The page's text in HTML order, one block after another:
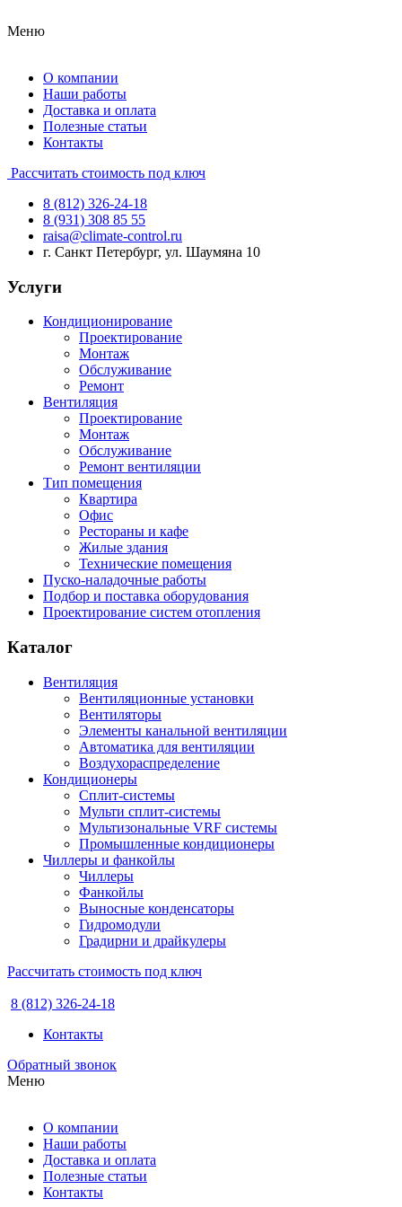
Меню
О компании
Наши работы
Доставка и оплата
Полезные статьи
Контакты
Рассчитать стоимость под ключ
8 (812) 326-24-18
8 (931) 308 85 55
raisa@climate-control.ru
г. Санкт Петербург, ул. Шаумяна 10
Услуги
Кондиционирование
Проектирование
Монтаж
Обслуживание
Ремонт
Вентиляция
Проектирование
Монтаж
Обслуживание
Ремонт вентиляции
Тип помещения
Квартира
Офис
Рестораны и кафе
Жилые здания
Технические помещения
Пуско-наладочные работы
Подбор и поставка оборудования
Проектирование систем отопления
Каталог
Вентиляция
Вентиляционные установки
Вентиляторы
Элементы канальной вентиляции
Автоматика для вентиляции
Воздухораспределение
Кондиционеры
Сплит-системы
Мульти сплит-системы
Мультизональные VRF системы
Промышленные кондиционеры
Чиллеры и фанкойлы
Чиллеры
Фанкойлы
Выносные конденсаторы
Гидромодули
Градирни и драйкулеры
Рассчитать стоимость под ключ
8 (812) 326-24-18
Контакты
Обратный звонок
Меню
О компании
Наши работы
Доставка и оплата
Полезные статьи
Контакты